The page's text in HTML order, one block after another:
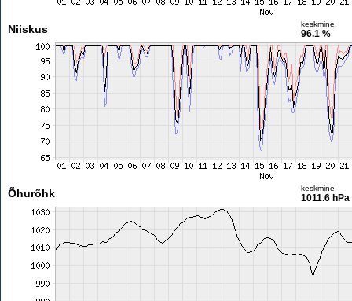
Niiskus keskmine
96.1 %
Õhurõhk keskmine
1011.6 hPa